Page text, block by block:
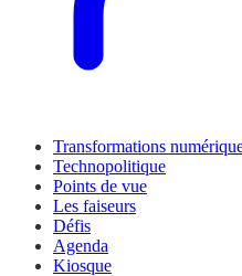
Transformations
Technopolitique
Points de vue
Les faiseurs
Défis
Agenda
Kiosque